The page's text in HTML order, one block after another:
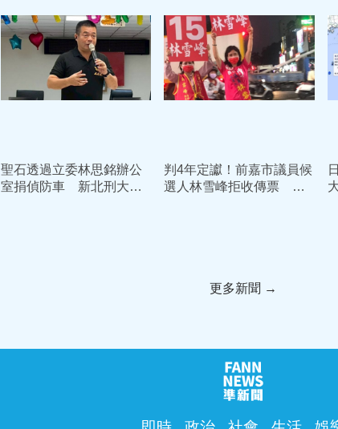
聖石透過立委林思銘辦公
室捐偵防車 新北刑大：
判4年定讞！前嘉市議員候
選人林雪峰拒收傳票 遭
更多新聞 →